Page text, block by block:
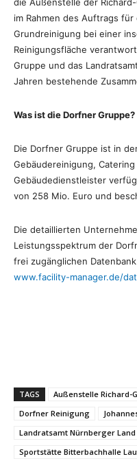
im Rahmen des Auftrags
Grundreinigung bei einer
Reinigungsfläche
Gruppe und das
Jahren bestehende
Was ist die Dorfner Gruppe?
Die Dorfner Gruppe ist in
Gebäudereinigung,
Gebäudedienstleister
von 258 Mio. Euro und
Die detaillierten
Leistungsspektrum der
frei zugänglichen
www.facility-manager.de/
TAGS Außenstelle Richard-
Dorfner Reinigung
Landratsamt Nürnberger Land
Sportstätte Bitterbachhalle